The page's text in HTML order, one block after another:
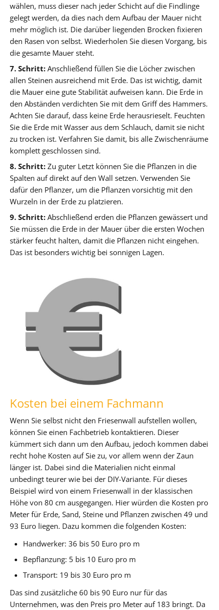
wählen, muss dieser nach jeder Schicht auf die Findlinge
gelegt werden, da dies nach dem Aufbau der Mauer nicht
mehr möglich ist. Die darüber liegenden Brocken fixieren
den Rasen von selbst. Wiederholen Sie diesen Vorgang, bis
die gesamte Mauer steht.
7. Schritt: Anschließend füllen Sie die Löcher zwischen
allen Steinen ausreichend mit Erde. Das ist wichtig, damit
die Mauer eine gute Stabilität aufweisen kann. Die Erde in
den Abständen verdichten Sie mit dem Griff des Hammers.
Achten Sie darauf, dass keine Erde herausrieselt. Feuchten
Sie die Erde mit Wasser aus dem Schlauch, damit sie nicht
zu trocken ist. Verfahren Sie damit, bis alle Zwischenräume
komplett geschlossen sind.
8. Schritt: Zu guter Letzt können Sie die Pflanzen in die
Spalten auf direkt auf den Wall setzen. Verwenden Sie
dafür den Pflanzer, um die Pflanzen vorsichtig mit den
Wurzeln in der Erde zu platzieren.
9. Schritt: Abschließend erden die Pflanzen gewässert und
Sie müssen die Erde in der Mauer über die ersten Wochen
stärker feucht halten, damit die Pflanzen nicht eingehen.
Das ist besonders wichtig bei sonnigen Lagen.
Kosten bei einem Fachmann
Wenn Sie selbst nicht den Friesenwall aufstellen wollen,
können Sie einen Fachbetrieb kontaktieren. Dieser
kümmert sich dann um den Aufbau, jedoch kommen dabei
recht hohe Kosten auf Sie zu, vor allem wenn der Zaun
länger ist. Dabei sind die Materialien nicht einmal
unbedingt teurer wie bei der DIY-Variante. Für dieses
Beispiel wird von einem Friesenwall in der klassischen
Höhe von 80 cm ausgegangen. Hier würden die Kosten pro
Meter für Erde, Sand, Steine und Pflanzen zwischen 49 und
93 Euro liegen. Dazu kommen die folgenden Kosten:
Handwerker: 36 bis 50 Euro pro m
Bepflanzung: 5 bis 10 Euro pro m
Transport: 19 bis 30 Euro pro m
Das sind zusätzliche 60 bis 90 Euro nur für das
Unternehmen, was den Preis pro Meter auf 183 bringt. Da